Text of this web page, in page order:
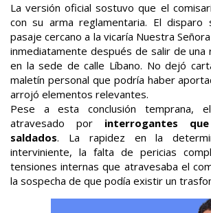
La versión oficial sostuvo que el
con su arma reglamentaria. El
pasaje cercano a la vicaría Nuestra
inmediatamente después de salir de una
en la sede de calle Líbano. No dejó
maletín personal que podría haber
arrojó elementos relevantes.
Pese a esta conclusión temprana,
atravesado por interrogantes
saldados. La rapidez en la
interviniente, la falta de pericias
tensiones internas que atravesaba el
la sospecha de que podía existir un